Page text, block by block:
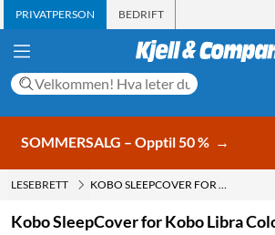
PRIVATPERSON BEDRIFT
SOMMERSALG – Opptil 50 % →
LESEBRETT KOBO SLEEPCOVER FOR KOBO LIBRA COLOUR
Kobo SleepCover for Kobo Libra